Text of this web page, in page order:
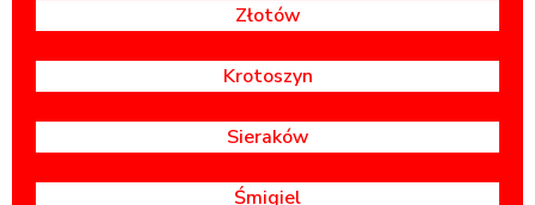
Złotów
Krotoszyn
Sieraków
Śmigiel